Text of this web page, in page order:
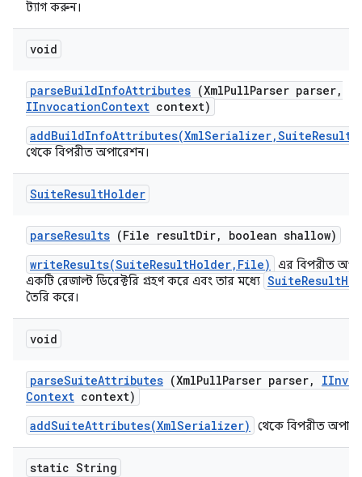
ট্যাগ করুন।
void
parseBuildInfoAttributes (XmlPullParser parser,
IInvocationContext context)
থেকে বিপরীত অপারেশন।
SuiteResultHolder
parseResults (File resultDir,
boolean shallow)
writeResults(SuiteResultHolder,File)
এর বিপরীত
একটি রেজাল্ট ডিরেক্টরি গ্রহণ করে এবং তার মধ্যে
তৈরি করে।
void
parseSuiteAttributes (XmlPullParser parser,
Context context)
addSuiteAttributes(XmlSerializer)
থেকে বিপরীত
static String